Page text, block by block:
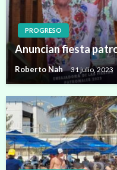
PROGRESO
Anuncian fiesta
Roberto Nah 31 julio, 2023